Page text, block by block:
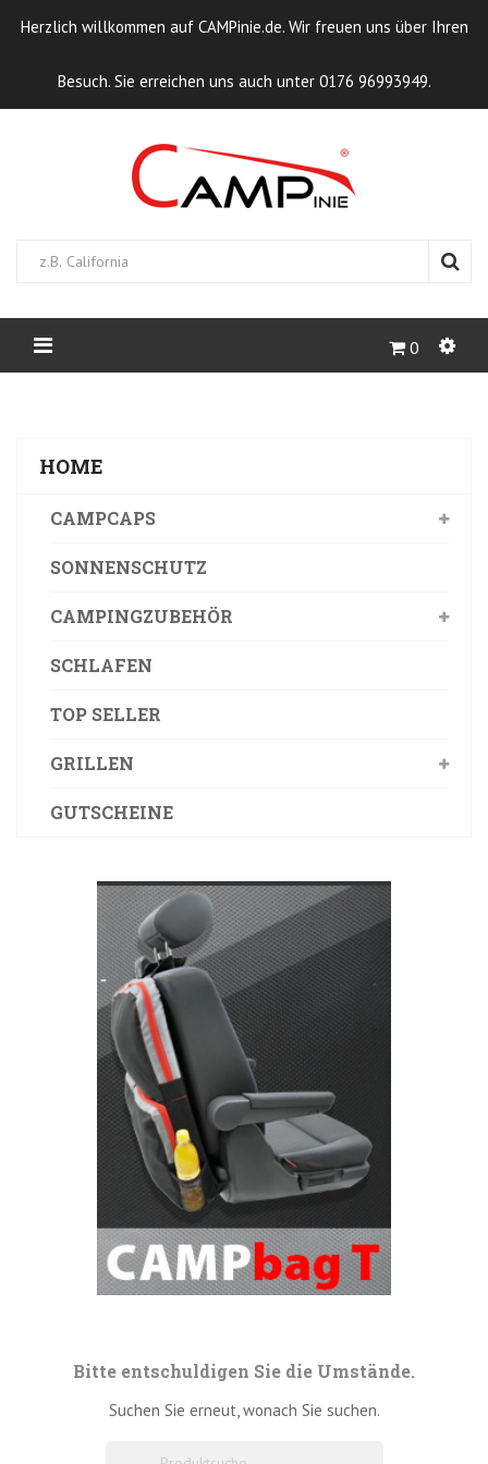
Herzlich willkommen auf CAMPinie.de. Wir freuen uns über Ihren
Besuch. Sie erreichen uns auch unter 0176 96993949.
0
HOME
CAMPCAPS
SONNENSCHUTZ
CAMPINGZUBEHÖR
SCHLAFEN
TOP SELLER
GRILLEN
GUTSCHEINE
Bitte entschuldigen Sie die Umstände.
Suchen Sie erneut, wonach Sie suchen.